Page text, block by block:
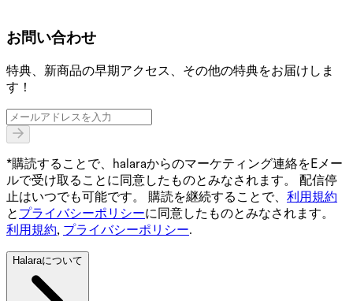
お問い合わせ
特典、新商品の早期アクセス、その他の特典をお届けしま
す！
*購読することで、halaraからのマーケティング連絡をEメー
ルで受け取ることに同意したものとみなされます。 配信停
止はいつでも可能です。 購読を継続することで、 利用規約
と プライバシーポリシーに同意したものとみなされます。
利用規約, プライバシーポリシー.
Halaraについて